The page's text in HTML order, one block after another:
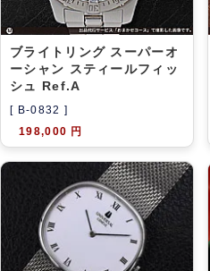
ブライトリング スーパーオ
ーシャン スティールフィッ
シュ Ref.A
[ B-0832 ]
198,000 円